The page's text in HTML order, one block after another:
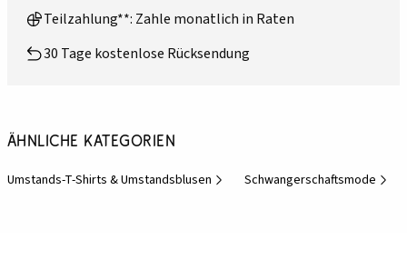
Teilzahlung**: Zahle monatlich in Raten
30 Tage kostenlose Rücksendung
Ähnliche Kategorien
Umstands-T-Shirts & Umstandsblusen Schwangerschaftsmode